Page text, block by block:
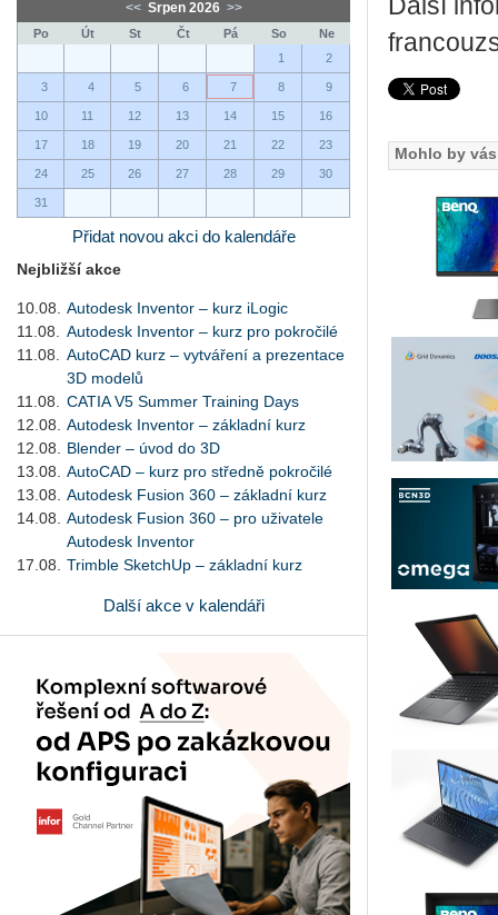
<< Srpen 2026 >>
Po Út St Čt Pá So
Ne
1
2
3 4 5 6 7 8 9
10 11 12 13 14 15 16
17 18 19 20 21 22 23
24 25 26 27 28 29 30
31
Přidat novou akci do kalendáře
Nejbližší akce
10.08.
Autodesk Inventor – kurz iLogic
11.08.
Autodesk Inventor – kurz pro pokročilé
11.08.
AutoCAD kurz – vytváření a prezentace
3D modelů
11.08.
CATIA V5 Summer Training Days
12.08.
Autodesk Inventor – základní kurz
12.08.
Blender – úvod do 3D
13.08.
AutoCAD – kurz pro středně pokročilé
13.08.
Autodesk Fusion 360 – základní kurz
14.08.
Autodesk Fusion 360 – pro uživatele
Autodesk Inventor
17.08.
Trimble SketchUp – základní kurz
Další akce v kalendáři
Další
Mohlo by